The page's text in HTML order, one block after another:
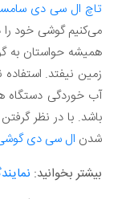
تاچ ال سی دی
می‌کنیم گوشی خود را
همیشه حواستان به
زمین نیفتد.
آب خوردگی دستگاه
باشد. با در نظر
شدن ال سی دی
بیشتر بخوانید: